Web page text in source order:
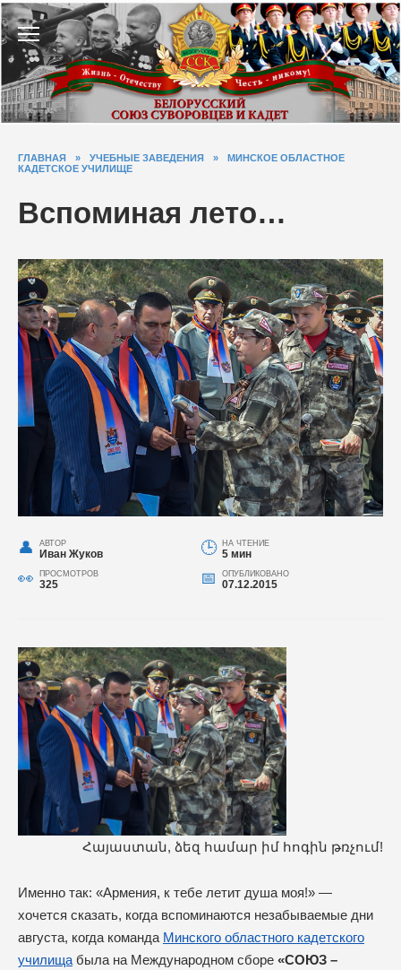
Перейти
к
содержанию
ГЛАВНАЯ » УЧЕБНЫЕ ЗАВЕДЕНИЯ »
МИНСКОЕ ОБЛАСТНОЕ
КАДЕТСКОЕ УЧИЛИЩЕ
Вспоминая лето…
АВТОР
Иван Жуков
НА ЧТЕНИЕ
5 мин
ПРОСМОТРОВ
325
ОПУБЛИКОВАНО
07.12.2015
Հայաստան, ձեզ համար իմ հոգին թռչում!
Именно так: «Армения, к тебе летит душа моя!» —
хочется сказать, когда вспоминаются незабываемые дни
августа, когда команда Минского областного кадетского
училища была на Международном сборе «СОЮЗ –